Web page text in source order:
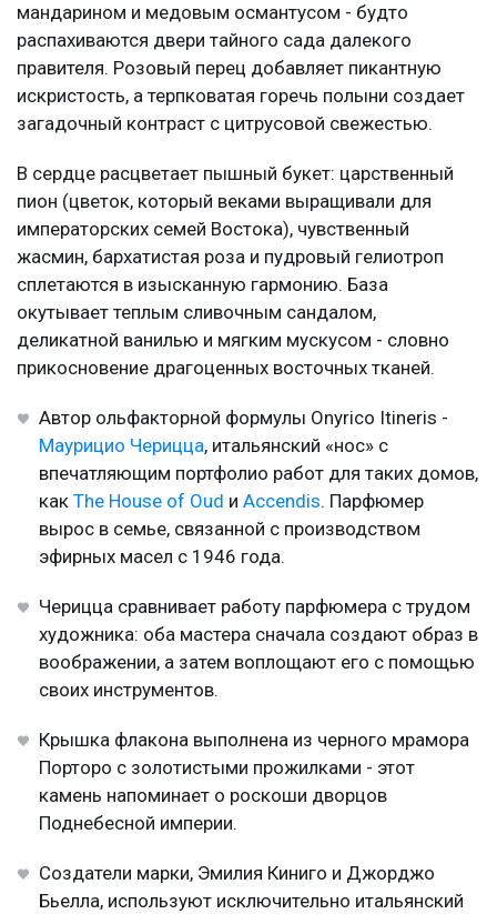
мандарином и медовым османтусом - будто
распахиваются двери тайного сада далекого
правителя. Розовый перец добавляет пикантную
искристость, а терпковатая горечь полыни создает
загадочный контраст с цитрусовой свежестью.
В сердце расцветает пышный букет: царственный
пион (цветок, который веками выращивали для
императорских семей Востока), чувственный
жасмин, бархатистая роза и пудровый гелиотроп
сплетаются в изысканную гармонию. База
окутывает теплым сливочным сандалом,
деликатной ванилью и мягким мускусом - словно
прикосновение драгоценных восточных тканей.
Автор ольфакторной формулы Onyrico Itineris -
Маурицио Черицца, итальянский «нос» с
впечатляющим портфолио работ для таких домов,
как The House of Oud и Accendis. Парфюмер
вырос в семье, связанной с производством
эфирных масел с 1946 года.
Черицца сравнивает работу парфюмера с трудом
художника: оба мастера сначала создают образ в
воображении, а затем воплощают его с помощью
своих инструментов.
Крышка флакона выполнена из черного мрамора
Порторо с золотистыми прожилками - этот
камень напоминает о роскоши дворцов
Поднебесной империи.
Создатели марки, Эмилия Киниго и Джорджо
Бьелла, используют исключительно итальянский